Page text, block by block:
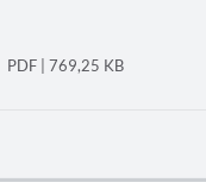
PDF | 769,25 KB